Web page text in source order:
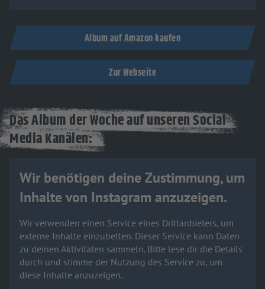
Album auf Amazon kaufen
Zur Webseite
Das Album der Woche auf unseren Social
Media Kanälen:
Wir benötigen deine Zustimmung, um
Inhalte von Instagram anzuzeigen.
Wir verwenden einen Service eines Drittanbieters, um
externe Inhalte einzubetten. Dieser Service kann Daten
zu deinen Aktivitäten sammeln. Bitte lese dir die Details
durch und stimme der Nutzung des Service zu, um
diese Inhalte anzuzeigen.